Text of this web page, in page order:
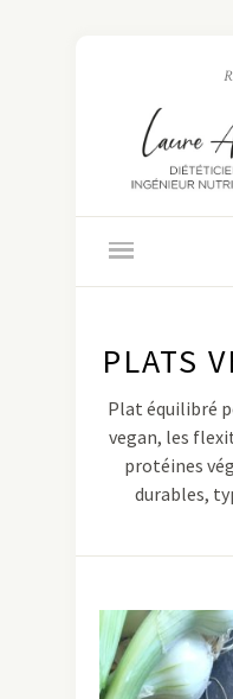
PLATS
Plat équilibré
vegan, les
protéines
durables,